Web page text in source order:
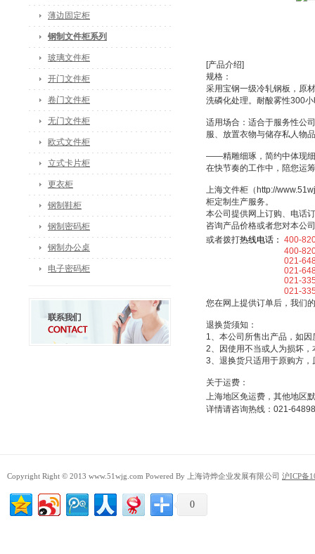
薄边固定柜
钢制文件柜系列
玻璃文件柜
开门文件柜
卷门文件柜
无门文件柜
欧式文件柜
立式卡片柜
更衣柜
钢制鞋柜
钢制密码柜
钢制办公桌
电子密码柜
[产品介绍]
规格：
采用宝钢一级冷轧钢板，原
洗磷化处理。耐酸雾性300
适用场合：适合于服务性公
服、放置衣物与储存私人物
——精雕细琢，简约中体现细
在快节奏的工作中，陪您运
上海文件柜（http://
柜定制生产服务。
本公司提供网上订购、电话
咨询产品价格或者您对本公
或者拨打热线电话： 400-
400-820-
021-
021-
021-
021-
您在网上提供订单后，我们
退换货须知：
1、本公司所售出产品，如
2、因使用不当或人为损坏
3、退换货只适用于原购方
关于运费：
上海地区免运费，其他地区
详情请咨询热线：021-
Copyright Right © 2013 www.51wjg.com Powered By 上海诗烨企业发展有限公司 沪ICP备
0